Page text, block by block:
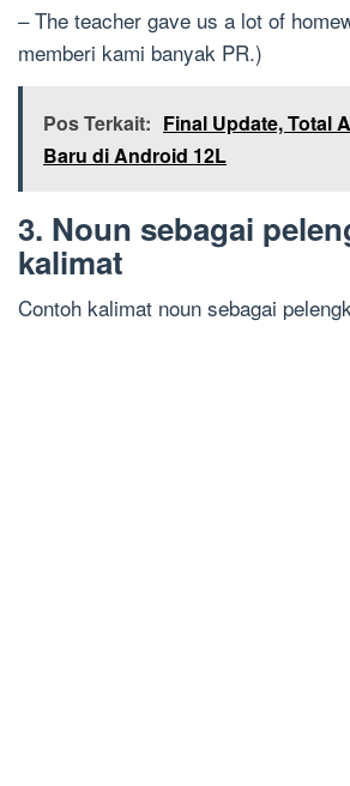
– The teacher gave us a lot of
memberi kami banyak PR.)
Pos Terkait: Final Update, Total
Baru di Android 12L
3. Noun sebagai
kalimat
Contoh kalimat noun sebagai